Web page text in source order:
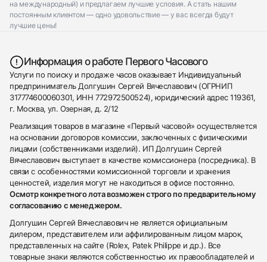
на международный) и предлагаем лучшие условия. А стать нашим
постоянным клиентом — одно удовольствие — у вас всегда будут
лучшие цены!
Информация о работе Первого Часового
Услуги по поиску и продаже часов оказывает Индивидуальный
предприниматель Долгушин Сергей Вячеславович (ОГРНИП
317774600060301, ИНН 772972500524), юридический адрес 119361,
г. Москва, ул. Озерная, д. 2/12
Реализация товаров в магазине «Первый часовой» осуществляется
на основании договоров комиссии, заключенных с физическими
лицами (собственниками изделий). ИП Долгушин Сергей
Вячеславович выступает в качестве комиссионера (посредника). В
связи с особенностями комиссионной торговли и хранения
ценностей, изделия могут не находиться в офисе постоянно.
Осмотр конкретного лота возможен строго по предварительному
согласованию с менеджером.
Долгушин Сергей Вячеславович не является официальным
дилером, представителем или аффилированным лицом марок,
представленных на сайте (Rolex, Patek Philippe и др.). Все
товарные знаки являются собственностью их правообладателей и